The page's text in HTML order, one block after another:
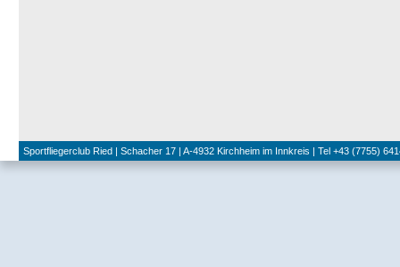
Sportfliegerclub Ried | Schacher 17 | A-4932 Kirchheim im Innkreis | Tel +43 (7755)